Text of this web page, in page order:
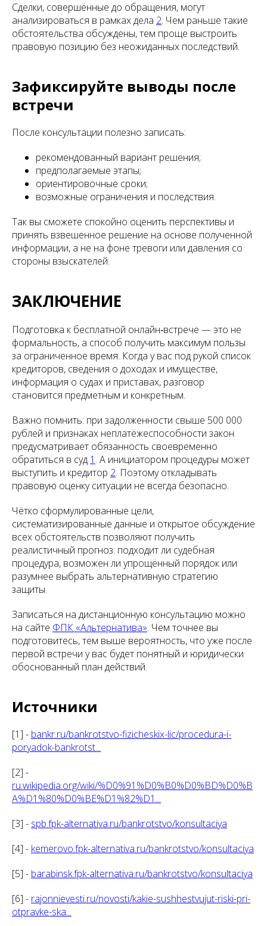
Сделки, совершённые до обращения, могут
анализироваться в рамках дела 2. Чем раньше такие
обстоятельства обсуждены, тем проще выстроить
правовую позицию без неожиданных последствий.
Зафиксируйте выводы после
встречи
После консультации полезно записать:
рекомендованный вариант решения;
предполагаемые этапы;
ориентировочные сроки;
возможные ограничения и последствия.
Так вы сможете спокойно оценить перспективы и
принять взвешенное решение на основе полученной
информации, а не на фоне тревоги или давления со
стороны взыскателей.
ЗАКЛЮЧЕНИЕ
Подготовка к бесплатной онлайн‑встрече — это не
формальность, а способ получить максимум пользы
за ограниченное время. Когда у вас под рукой список
кредиторов, сведения о доходах и имуществе,
информация о судах и приставах, разговор
становится предметным и конкретным.
Важно помнить: при задолженности свыше 500 000
рублей и признаках неплатёжеспособности закон
предусматривает обязанность своевременно
обратиться в суд 1 . А инициатором процедуры может
выступить и кредитор 2. Поэтому откладывать
правовую оценку ситуации не всегда безопасно.
Чётко сформулированные цели,
систематизированные данные и открытое обсуждение
всех обстоятельств позволяют получить
реалистичный прогноз: подходит ли судебная
процедура, возможен ли упрощённый порядок или
разумнее выбрать альтернативную стратегию
защиты.
Записаться на дистанционную консультацию можно
на сайте ФПК «Альтернатива». Чем точнее вы
подготовитесь, тем выше вероятность, что уже после
первой встречи у вас будет понятный и юридически
обоснованный план действий.
Источники
[1] - bankr.ru/bankrotstvo-fizicheskix-lic/procedura-i-
poryadok-bankrotst...
[2] -
ru.wikipedia.org/wiki/%D0%91%D0%B0%D0%BD%D0%B
A%D1%80%D0%BE%D1%82%D1...
[3] - spb.fpk-alternativa.ru/bankrotstvo/konsultaciya
[4] - kemerovo.fpk-alternativa.ru/bankrotstvo/konsultaciya
[5] - barabinsk.fpk-alternativa.ru/bankrotstvo/konsultaciya
[6] - rajonnievesti.ru/novosti/kakie-sushhestvujut-riski-pri-
otpravke-ska...